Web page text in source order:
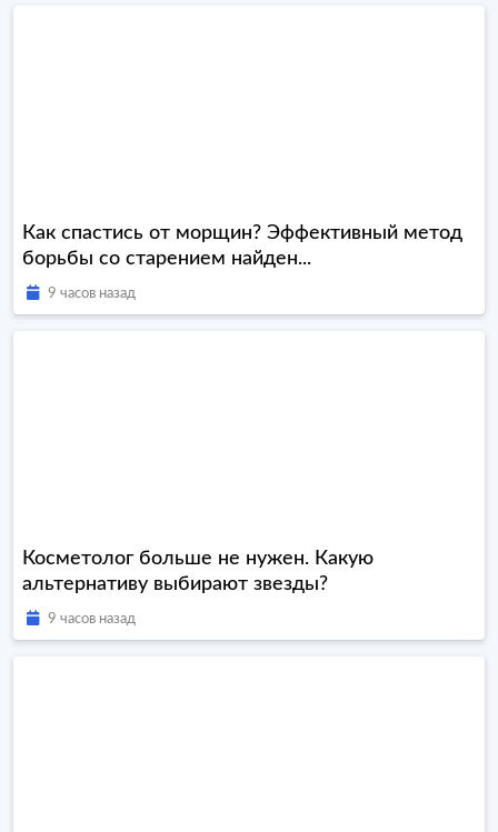
Как спастись от морщин? Эффективный метод
борьбы со старением найден...
9 часов назад
Косметолог больше не нужен. Какую
альтернативу выбирают звезды?
9 часов назад